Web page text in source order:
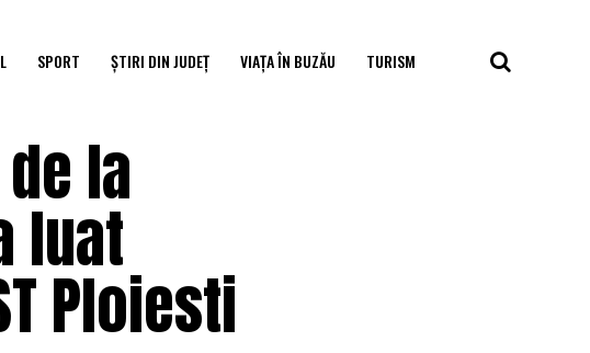
SPORT ȘTIRI DIN JUDEȚ VIAȚA ÎN BUZĂU TURISM
la
luat
Ploiesti